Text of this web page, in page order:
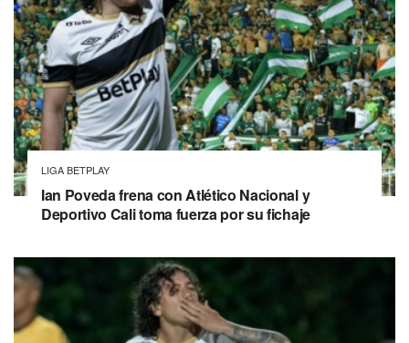
LIGA BETPLAY
Ian Poveda frena con Atlético Nacional y
Deportivo Cali toma fuerza por su fichaje